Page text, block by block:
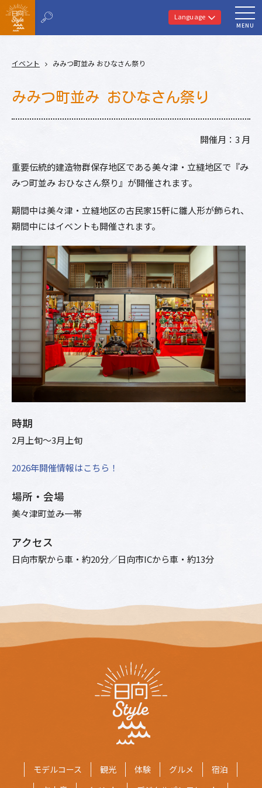
Language
MENU
イベント みみつ町並み おひなさん祭り
みみつ町並み おひなさん祭り
開催月：3 月
重要伝統的建造物群保存地区である美々津・立縫地区で『み
みつ町並み おひなさん祭り』が開催されます。
期間中は美々津・立縫地区の古民家15軒に雛人形が飾られ、
期間中にはイベントも開催されます。
時期
2月上旬～3月上旬
2026年開催情報はこちら！
場所・会場
美々津町並み一帯
アクセス
日向市駅から車・約20分／日向市ICから車・約13分
モデルコース 観光 体験 グルメ
宿泊